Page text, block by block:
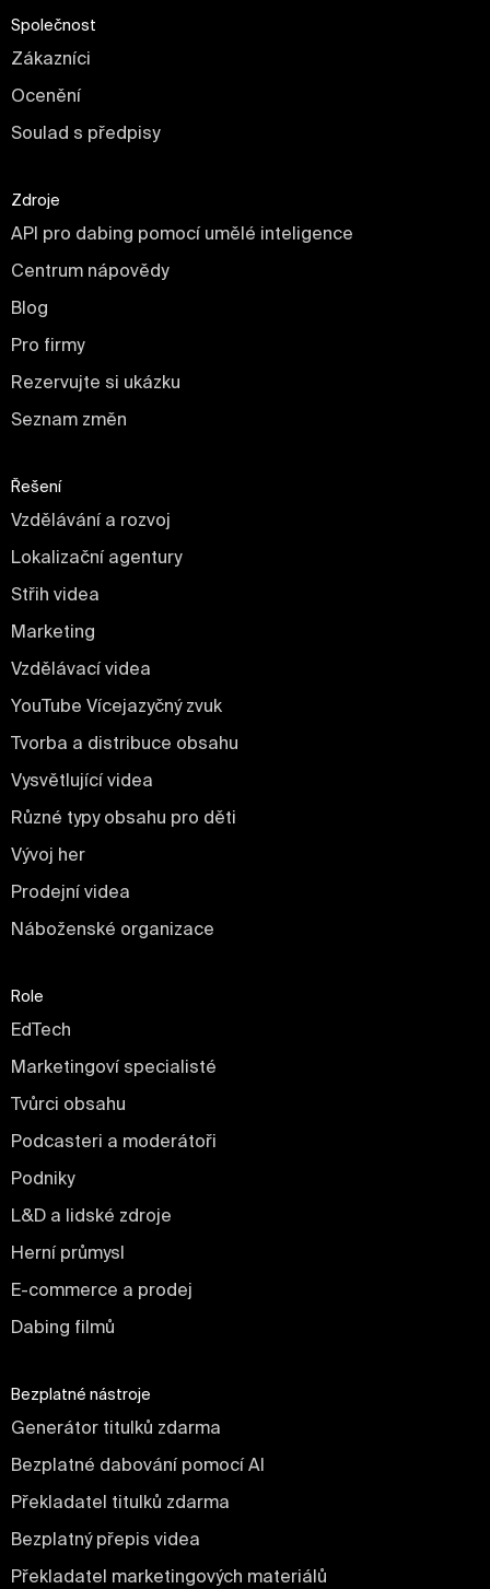
Společnost
Zákazníci
Ocenění
Soulad s předpisy
Zdroje
API pro dabing pomocí umělé inteligence
Centrum nápovědy
Blog
Pro firmy
Rezervujte si ukázku
Seznam změn
Řešení
Vzdělávání a rozvoj
Lokalizační agentury
Střih videa
Marketing
Vzdělávací videa
YouTube Vícejazyčný zvuk
Tvorba a distribuce obsahu
Vysvětlující videa
Různé typy obsahu pro děti
Vývoj her
Prodejní videa
Náboženské organizace
Role
EdTech
Marketingoví specialisté
Tvůrci obsahu
Podcasteri a moderátoři
Podniky
L&D a lidské zdroje
Herní průmysl
E-commerce a prodej
Dabing filmů
Bezplatné nástroje
Generátor titulků zdarma
Bezplatné dabování pomocí AI
Překladatel titulků zdarma
Bezplatný přepis videa
Překladatel marketingových materiálů